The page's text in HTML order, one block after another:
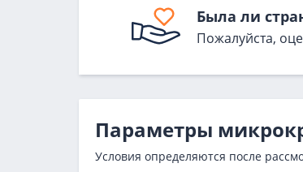
Была ли
Пожалуйста,
Параметры
Условия определяются после